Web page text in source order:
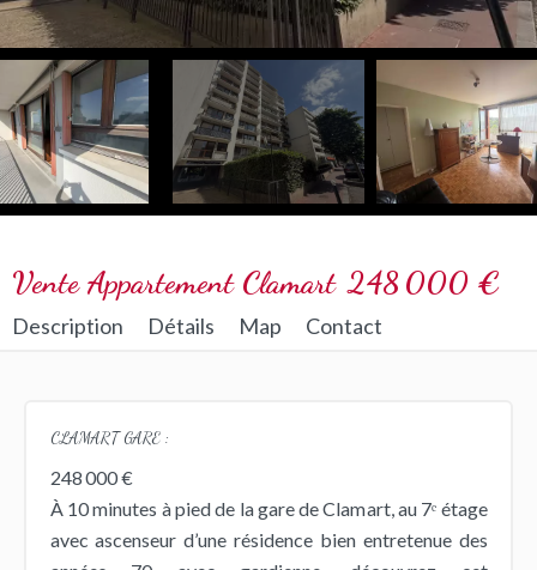
Vente Appartement Clamart 248 000 €
Description Détails Map Contact
CLAMART GARE :
248 000 €
À 10 minutes à pied de la gare de Clamart, au 7ᵉ étage
avec ascenseur d’une résidence bien entretenue des